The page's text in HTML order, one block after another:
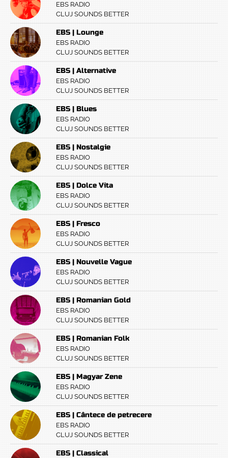
EBS RADIO
CLUJ SOUNDS BETTER
EBS | Lounge
EBS RADIO
CLUJ SOUNDS BETTER
EBS | Alternative
EBS RADIO
CLUJ SOUNDS BETTER
EBS | Blues
EBS RADIO
CLUJ SOUNDS BETTER
EBS | Nostalgie
EBS RADIO
CLUJ SOUNDS BETTER
EBS | Dolce Vita
EBS RADIO
CLUJ SOUNDS BETTER
EBS | Fresco
EBS RADIO
CLUJ SOUNDS BETTER
EBS | Nouvelle Vague
EBS RADIO
CLUJ SOUNDS BETTER
EBS | Romanian Gold
EBS RADIO
CLUJ SOUNDS BETTER
EBS | Romanian Folk
EBS RADIO
CLUJ SOUNDS BETTER
EBS | Magyar Zene
EBS RADIO
CLUJ SOUNDS BETTER
EBS | Cântece de petrecere
EBS RADIO
CLUJ SOUNDS BETTER
EBS | Classical